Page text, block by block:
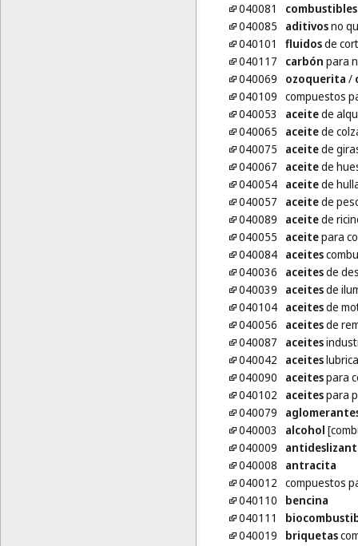
040081
combustibles
040085
aditivosno
040101
fluidosde
040117
carbón para
040069
ozoquerita /
040109 compuestos
040053
aceitede
040065
aceitede
040075
aceitede
040067
aceitede
040054 aceitede
040057
aceitede
040089
aceitede
040055
aceitepara
040084 aceites
040036
aceitesde
040039
aceitesde
040104 aceitesde
040056
aceitesde
040087
aceites
040042
aceites
040090
aceitespara
040102
aceitespara
040079
040003
alcohol
040009
040008
antracita
040012 compuestos
040110
bencina
040111
040019
briquetas